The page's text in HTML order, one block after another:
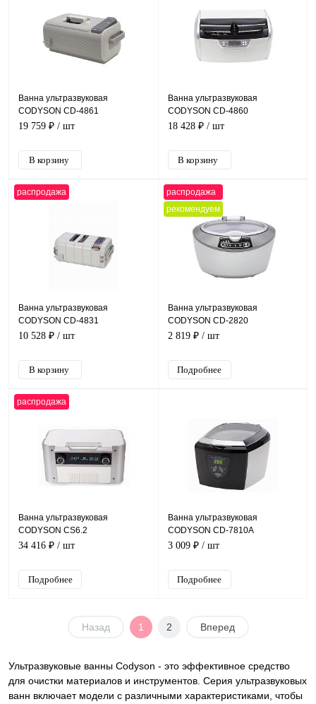
Ванна ультразвуковая
CODYSON CD-4861
19 759 ₽ / шт
Ванна ультразвуковая
CODYSON CD-4860
18 428 ₽ / шт
распродажа
Ванна ультразвуковая
CODYSON CD-4831
10 528 ₽ / шт
распродажа
рекомендуем
Ванна ультразвуковая
CODYSON CD-2820
2 819 ₽ / шт
Подробнее
распродажа
Ванна ультразвуковая
CODYSON CS6.2
34 416 ₽ / шт
Подробнее
Ванна ультразвуковая
CODYSON CD-7810A
3 009 ₽ / шт
Подробнее
Назад 1 2 Вперед
Ультразвуковые ванны Codyson - это эффективное средство
для очистки материалов и инструментов. Серия ультразвуковых
ванн включает модели с различными характеристиками, чтобы